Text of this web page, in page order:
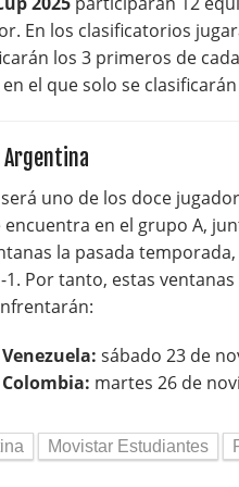
En los clasificatorios
los 3 primeros de
el que solo se
Argentina
uno de los doce
en el grupo A,
la pasada
1. Por tanto, estas
sábado 23 de
martes 26 de
Movistar Estudiantes